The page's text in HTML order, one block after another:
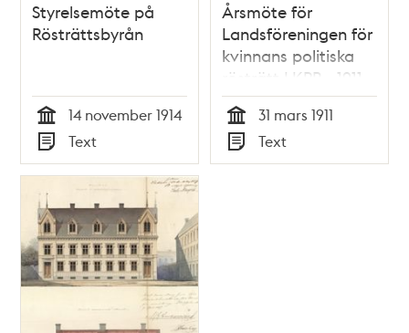
Styrelsemöte på
Rösträttsbyrån
Tid
14 november 1914
Typ
Text
Årsmöte för
Landsföreningen för
kvinnans politiska
rösträtt LKPR - 1911
Tid
31 mars 1911
Typ
Text